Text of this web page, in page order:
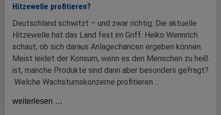
Hitzewelle profitieren?
Deutschland schwitzt – und zwar richtig. Die aktuelle
Hitzewelle hat das Land fest im Griff. Heiko Wennrich
schaut, ob sich daraus Anlagechancen ergeben können.
Meist leidet der Konsum, wenn es den Menschen zu heiß
ist, manche Produkte sind dann aber besonders gefragt?
Welche Wachstumskonzerne profitieren ...
weiterlesen …